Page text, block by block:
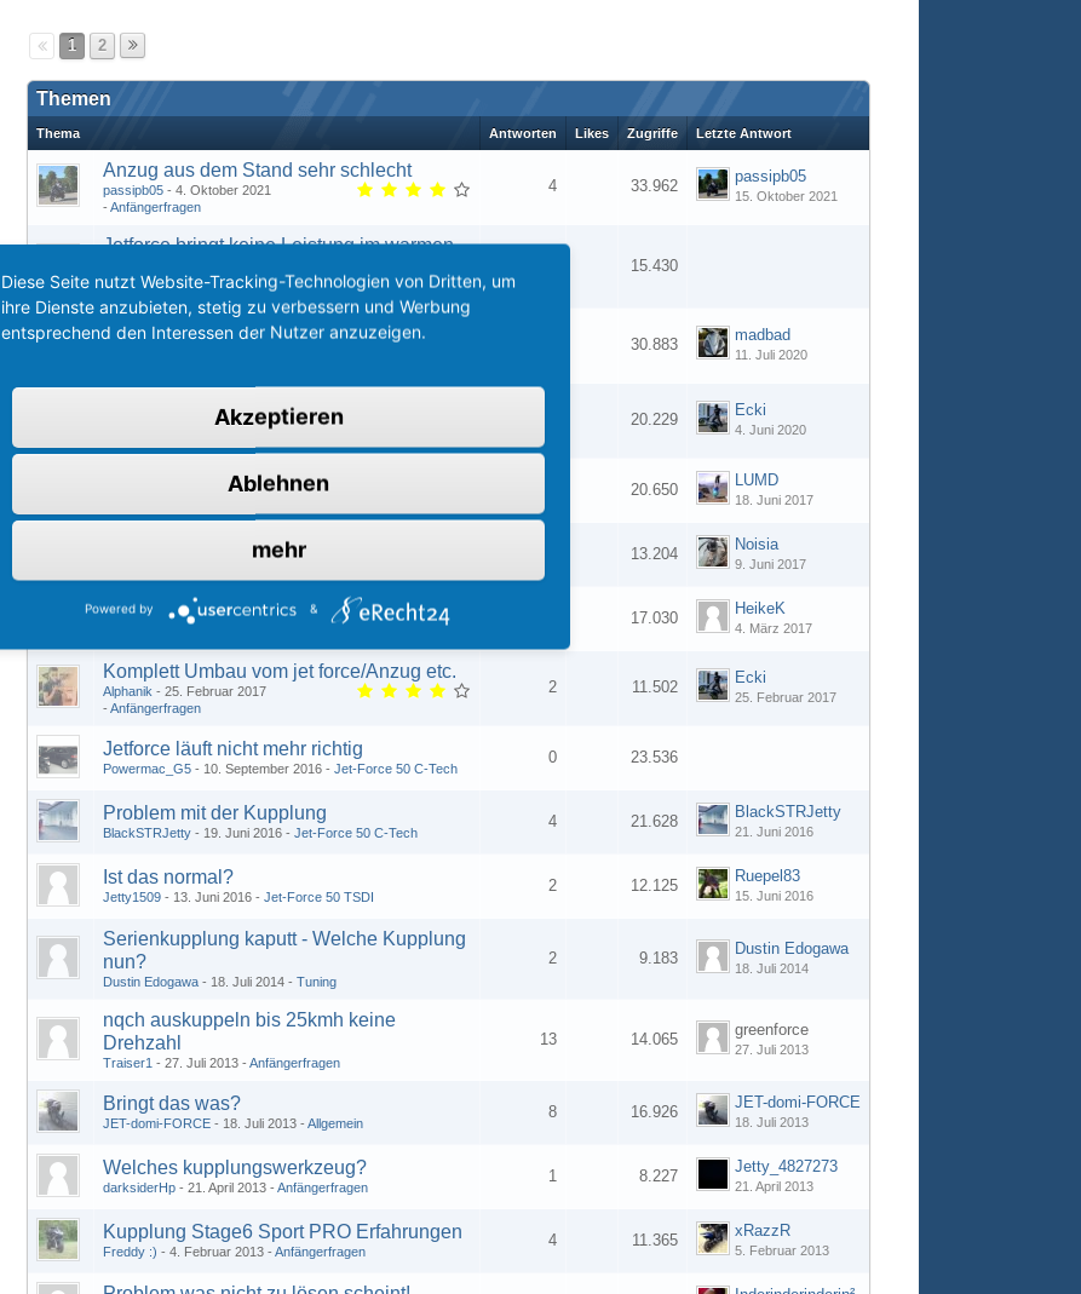
1 2
Themen
Thema Antworten Likes Zugriffe Letzte Antwort
Anzug aus dem Stand sehr schlecht
passipb05
4. Oktober 2021
Anfängerfragen
4 33.962
passipb05
15. Oktober 2021
Jetforce bringt keine Leistung im warmen
RSTMarc 9. Oktober 2021 Allgemein
15.430
70 ccm Set TSDI
30.883
madbad
11. Juli 2020
Jetforce bewegt sich trotz Vollgas nicht?
20. Mai 2020
20.229
Ecki
4. Juni 2020
Fährt nicht an, geht aus - Kupplung? 20.650
LUMD
18. Juni 2017
Jetforce Startprobleme und Leistungsloch 13.204
Noisia
9. Juni 2017
Kupplungsvorschläge
8. Februar 2017
17.030
HeikeK
4. März 2017
Komplett Umbau vom jet force/Anzug etc.
Alphanik
25. Februar 2017
Anfängerfragen
2 11.502
Ecki
25. Februar 2017
Jetforce läuft nicht mehr richtig
Powermac_G5 10. September 2016 Jet-Force 50 C-Tech
0 23.536
Problem mit der Kupplung
BlackSTRJetty 19. Juni 2016 Jet-Force 50 C-Tech
4 21.628
BlackSTRJetty
21. Juni 2016
Ist das normal?
Jetty1509 13. Juni 2016 Jet-Force 50 TSDI
2 12.125
Ruepel83
15. Juni 2016
Serienkupplung kaputt - Welche Kupplung
nun?
Dustin Edogawa 18. Juli 2014 Tuning
2 9.183
Dustin Edogawa
18. Juli 2014
nqch auskuppeln bis 25kmh keine
Drehzahl
Traiser1 27. Juli 2013 Anfängerfragen
13 14.065
greenforce
27. Juli 2013
Bringt das was?
JET-domi-FORCE 18. Juli 2013 Allgemein
8 16.926
JET-domi-FORCE
18. Juli 2013
Welches kupplungswerkzeug?
darksiderHp 21. April 2013 Anfängerfragen
1 8.227
Jetty_4827273
21. April 2013
Kupplung Stage6 Sport PRO Erfahrungen
Freddy :) 4. Februar 2013 Anfängerfragen
4 11.365
xRazzR
5. Februar 2013
Diese Seite nutzt Website-Tracking-Technologien von Dritten, um
ihre Dienste anzubieten, stetig zu verbessern und Werbung
entsprechend den Interessen der Nutzer anzuzeigen.
Akzeptieren
Ablehnen
mehr
Powered by &